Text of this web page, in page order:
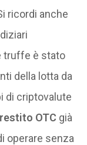
ricordi anche
truffe è stato
della lotta da
di criptovalute
OTC già
operare senza